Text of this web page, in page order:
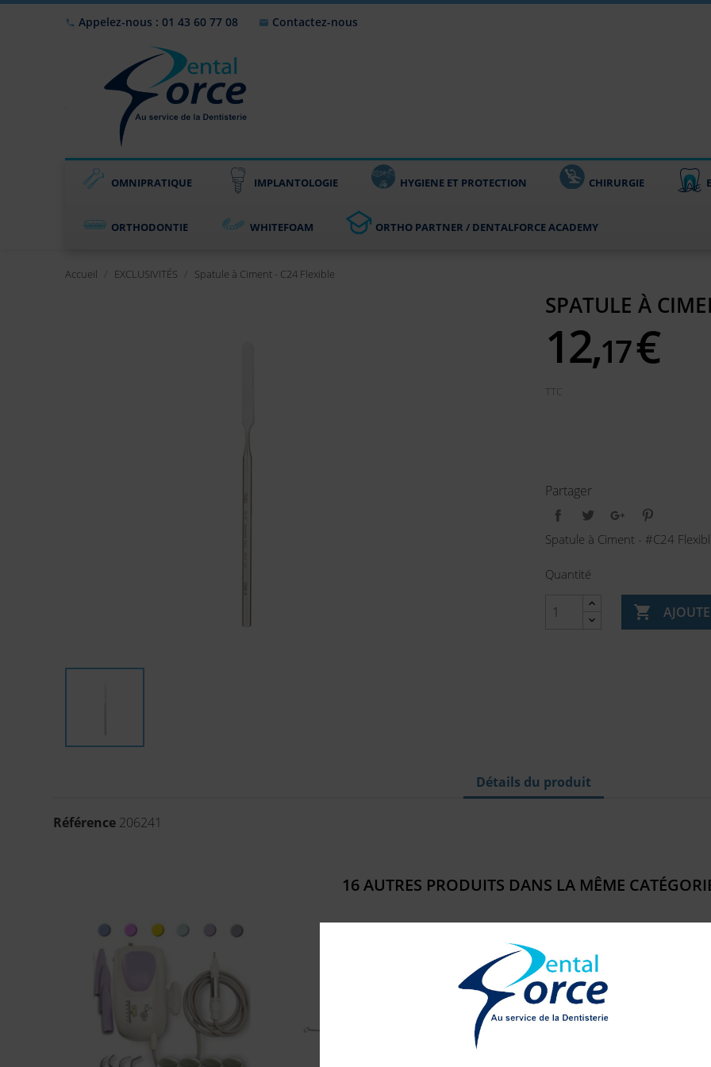
 Appelez-nous : 01 43 60 77 08  Contactez-nous
OMNIPRATIQUE IMPLANTOLOGIE HYGIENE ET PROTECTION CHIRURGIE
ORTHODONTIE WHITEFOAM ORTHO PARTNER / DENTALFORCE ACADEMY
Accueil EXCLUSIVITÉS Spatule à Ciment - C24 Flexible
SPATULE À
12,17€
TTC
Partager
Spatule à Ciment - #C24
Quantité

Détails du produit
Référence 206241
16 AUTRES PRODUITS DANS LA MÊME